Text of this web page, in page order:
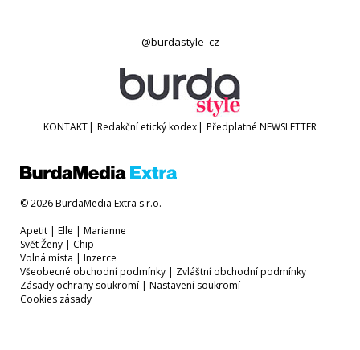
@burdastyle_cz
KONTAKT| Redakční etický kodex| Předplatné NEWSLETTER
© 2026 BurdaMedia Extra s.r.o.
Apetit | Elle | Marianne
Svět Ženy | Chip
Volná místa | Inzerce
Všeobecné obchodní podmínky | Zvláštní obchodní podmínky
Zásady ochrany soukromí | Nastavení soukromí
Cookies zásady